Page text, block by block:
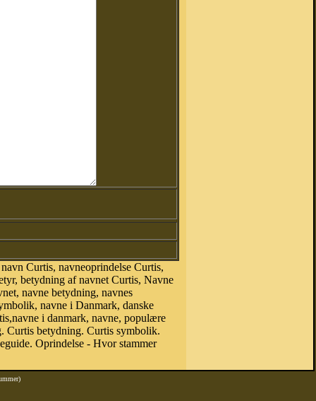
Curtis, navneoprindelse Curtis,
betydning af navnet Curtis, Navne
navne betydning, navnes
navne i Danmark, danske
i danmark, navne, populære
Curtis betydning. Curtis symbolik.
Oprindelse - Hvor stammer